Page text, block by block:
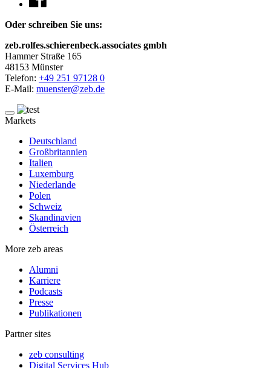
Oder schreiben Sie uns:
zeb.rolfes.schierenbeck.associates gmbh
Hammer Straße 165
48153 Münster
Telefon: +49 251 97128 0
E-Mail: muenster@zeb.de
Markets
Deutschland
Großbritannien
Italien
Luxemburg
Niederlande
Polen
Schweiz
Skandinavien
Österreich
More zeb areas
Alumni
Karriere
Podcasts
Presse
Publikationen
Partner sites
zeb consulting
Digital Services Hub